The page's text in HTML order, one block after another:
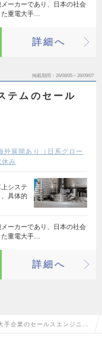
ーカーであり、日本の社会
重電大手…
詳細へ
掲載期間 26/08/05～26/09/07
テムのセール
外展開あり（日系グロー
休み
システ
具体的
ーカーであり、日本の社会
重電大手…
詳細へ
手企業のセールスエンジニア